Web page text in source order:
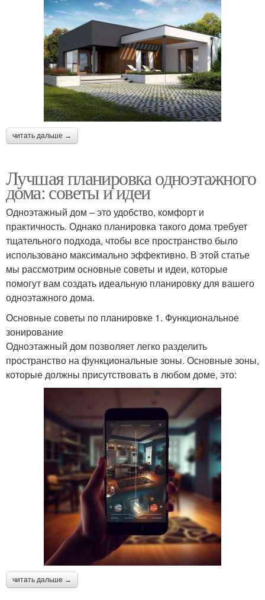
читать дальше →
Лучшая планировка одноэтажного
дома: советы и идеи
Одноэтажный дом – это удобство, комфорт и
практичность. Однако планировка такого дома требует
тщательного подхода, чтобы все пространство было
использовано максимально эффективно. В этой статье
мы рассмотрим основные советы и идеи, которые
помогут вам создать идеальную планировку для вашего
одноэтажного дома.
Основные советы по планировке 1. Функциональное
зонирование
Одноэтажный дом позволяет легко разделить
пространство на функциональные зоны. Основные зоны,
которые должны присутствовать в любом доме, это:
читать дальше →